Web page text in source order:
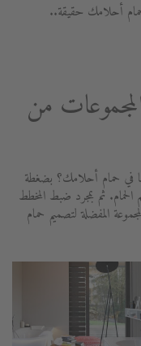
أحلامك حقيقة..
من
في حمام أحلامك؟ بضغطة
ثم بمجرد ضبط المخطط
المفضلة لتصميم حمام